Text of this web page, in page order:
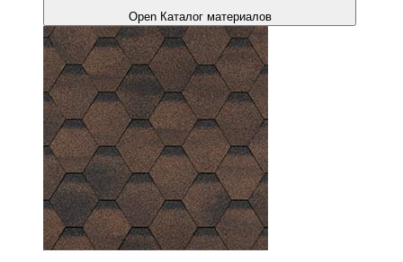
Open Каталог материалов